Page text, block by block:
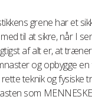
grene har et
til at sikre, når I
af alt er, at
og opbygge
teknik og fysiske
som